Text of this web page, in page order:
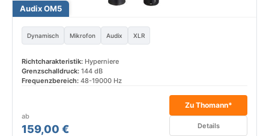
Audix OM5
Dynamisch Mikrofon Audix XLR
Richtcharakteristik: Hyperniere
Grenzschalldruck: 144 dB
Frequenzbereich: 48-19000 Hz
ab
159,00 €
Zu Thomann*
Details